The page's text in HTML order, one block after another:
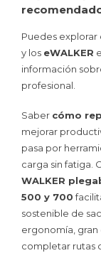
Puedes explorar
y los eWALKER
información
profesional.
Saber cómo
mejorar
pasa por
carga sin fatiga.
WALKER
500 y 700
sostenible de
ergonomía,
completar rutas